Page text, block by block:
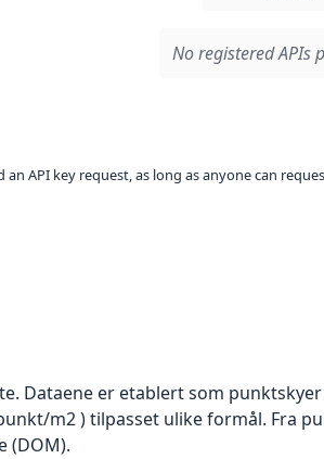
No registered APIs
API key request, as long as anyone can
Dataene er etablert som
m2 ) tilpasset ulike formål. Fra
(DOM).